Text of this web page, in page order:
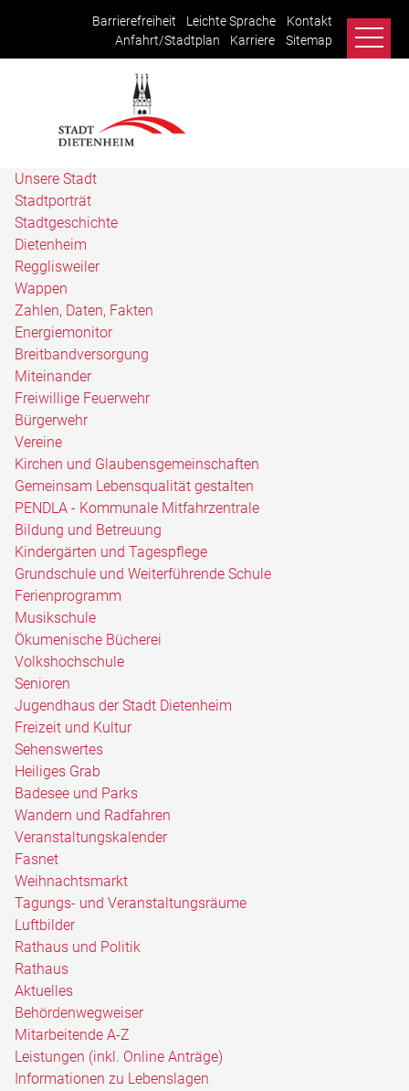
Barrierefreiheit Leichte Sprache
Kontakt
Anfahrt/Stadtplan
Karriere Sitemap
Unsere Stadt
Stadtporträt
Stadtgeschichte
Dietenheim
Regglisweiler
Wappen
Zahlen, Daten, Fakten
Energiemonitor
Breitbandversorgung
Miteinander
Freiwillige Feuerwehr
Bürgerwehr
Vereine
Kirchen und Glaubensgemeinschaften
Gemeinsam Lebensqualität gestalten
PENDLA - Kommunale Mitfahrzentrale
Bildung und Betreuung
Kindergärten und Tagespflege
Grundschule und Weiterführende Schule
Ferienprogramm
Musikschule
Ökumenische Bücherei
Volkshochschule
Senioren
Jugendhaus der Stadt Dietenheim
Freizeit und Kultur
Sehenswertes
Heiliges Grab
Badesee und Parks
Wandern und Radfahren
Veranstaltungskalender
Fasnet
Weihnachtsmarkt
Tagungs- und Veranstaltungsräume
Luftbilder
Rathaus und Politik
Rathaus
Aktuelles
Behördenwegweiser
Mitarbeitende A-Z
Leistungen (inkl. Online Anträge)
Informationen zu Lebenslagen